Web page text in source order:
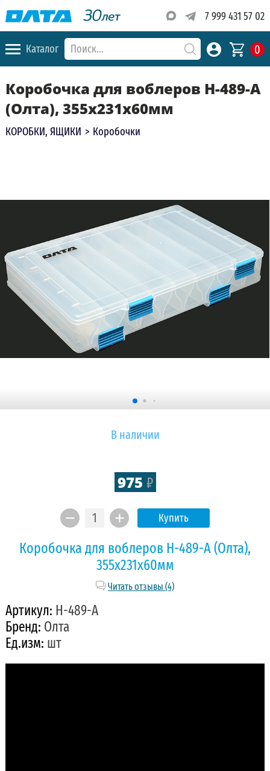
7 999 431 57 02
Каталог 0
Коробочка для воблеров H-489-A
(Олта), 355x231x60мм
КОРОБКИ, ЯЩИКИ > Коробочки
В наличии
975 ₽
Купить
Коробочка для воблеров H-489-A (Олта),
355x231x60мм
Читать отзывы (4)
Артикул: H-489-A
Бренд: Олта
Ед.изм: шт